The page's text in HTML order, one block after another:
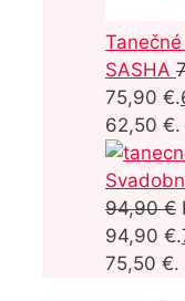
SASHA
75,90 €.
62,50 €.
94,90€
94,90 €.
75,50 €.